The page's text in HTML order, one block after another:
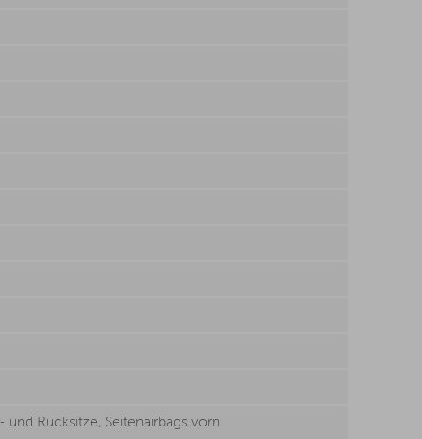
und Rücksitze, Seitenairbags vorn